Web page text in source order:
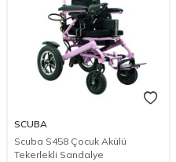
SCUBA
Scuba S458 Çocuk Akülü
Tekerlekli Sandalye